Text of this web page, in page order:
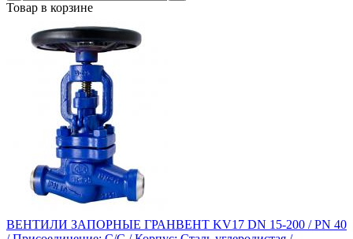
Товар в корзине
ВЕНТИЛИ ЗАПОРНЫЕ ГРАНВЕНТ KV17 DN 15-200 / PN 40